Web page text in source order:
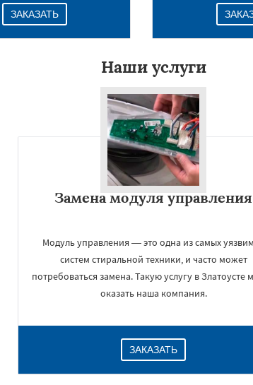
ЗАКАЗАТЬ
Наши услуги
Замена модуля управления
Модуль управления — это одна из самых
систем стиральной техники, и часто может
потребоваться замена. Такую услугу в Златоусте
оказать наша компания.
ЗАКАЗАТЬ
Даю согласие на обработку персональных данных